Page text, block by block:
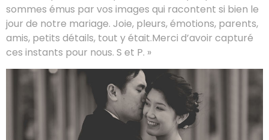
sommes émus par vos images qui racontent si bien le
jour de notre mariage. Joie, pleurs, émotions, parents,
amis, petits détails, tout y était.Merci d’avoir capturé
ces instants pour nous. S et P. »